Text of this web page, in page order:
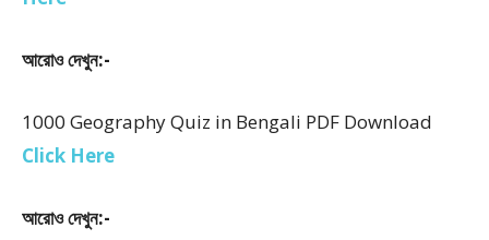
আরোও দেখুন:-
1000 Geography Quiz in Bengali PDF Download
Click Here
আরোও দেখুন:-